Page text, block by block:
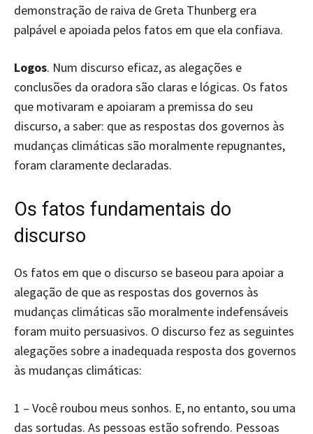
demonstração de raiva de Greta Thunberg era
palpável e apoiada pelos fatos em que ela confiava.
Logos. Num discurso eficaz, as alegações e
conclusões da oradora são claras e lógicas. Os fatos
que motivaram e apoiaram a premissa do seu
discurso, a saber: que as respostas dos governos às
mudanças climáticas são moralmente repugnantes,
foram claramente declaradas.
Os fatos fundamentais do
discurso
Os fatos em que o discurso se baseou para apoiar a
alegação de que as respostas dos governos às
mudanças climáticas são moralmente indefensáveis
foram muito persuasivos. O discurso fez as seguintes
alegações sobre a inadequada resposta dos governos
às mudanças climáticas:
1 – Você roubou meus sonhos. E, no entanto, sou uma
das sortudas. As pessoas estão sofrendo. Pessoas